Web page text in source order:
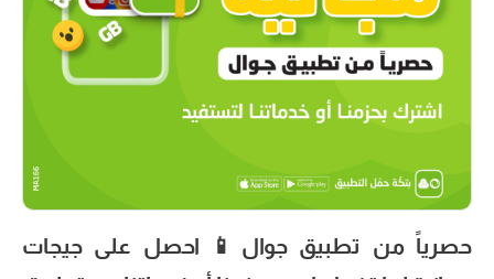
حصرياً من تطبيق جوال📱 احصل على جيجات